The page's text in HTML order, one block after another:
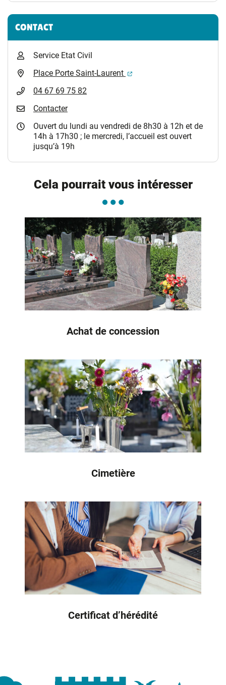
CONTACT
Service Etat Civil
Place Porte Saint-Laurent
(ouverture dans un
04 67 69 75 82
Contacter
Ouvert du lundi au vendredi de 8h30 à 12h et de
14h à 17h30 ; le mercredi, l’accueil est ouvert
jusqu’à 19h
Cela pourrait vous intéresser
Achat de concession
Cimetière
Certificat d’hérédité